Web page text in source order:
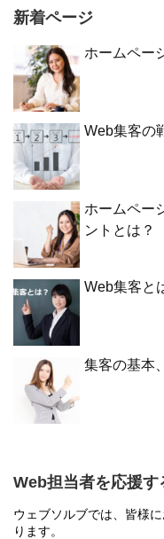
新着ページ
ホームペー
Web集客の
ホームペー
ントとは？
Web集客と
集客の基本
Web担当者を応援す
ウェブソルブでは、皆様
ります。